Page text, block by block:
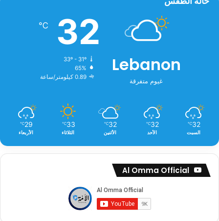
Lebanon
غيوم متفرقة
32
℃
33º - 31º
65%
0.89 كيلومتر/ساعة
32
℃
السبت
32
℃
الأحد
32
℃
الأثنين
33
℃
الثلاثاء
29
℃
الأربعاء
Al Omma Official